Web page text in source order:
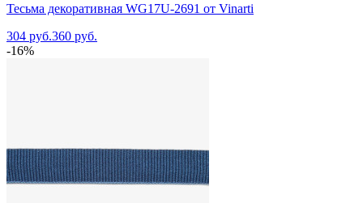
Тесьма декоративная WG17U-2691 от Vinarti
304 руб.360 руб.
-16%